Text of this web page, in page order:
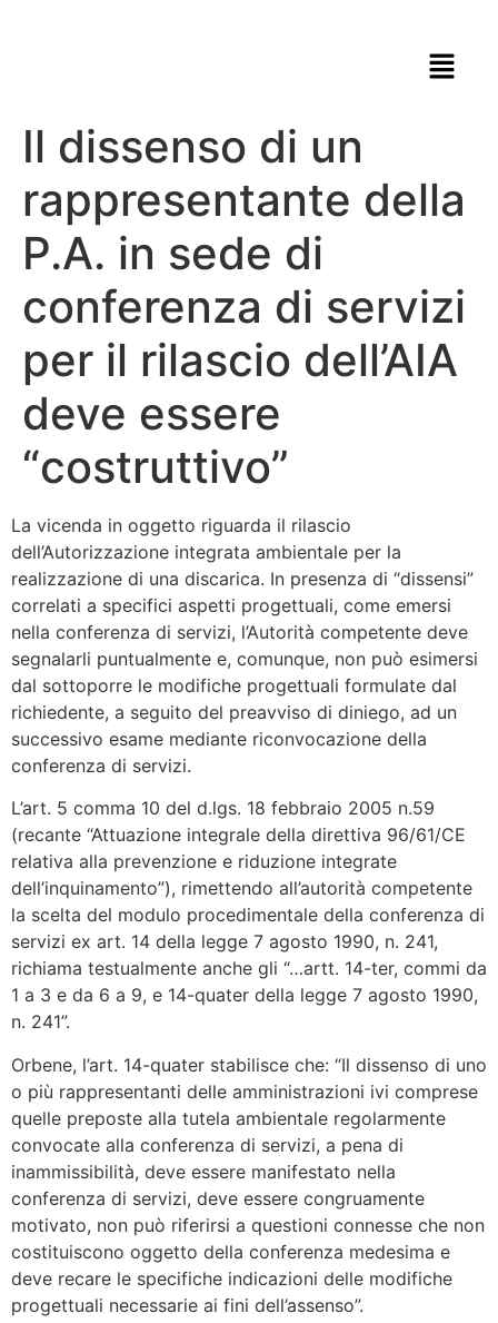
Il dissenso di un
rappresentante della
P.A. in sede di
conferenza di servizi
per il rilascio dell’AIA
deve essere
“costruttivo”
La vicenda in oggetto riguarda il rilascio
dell’Autorizzazione integrata ambientale per la
realizzazione di una discarica. In presenza di “dissensi”
correlati a specifici aspetti progettuali, come emersi
nella conferenza di servizi, l’Autorità competente deve
segnalarli puntualmente e, comunque, non può esimersi
dal sottoporre le modifiche progettuali formulate dal
richiedente, a seguito del preavviso di diniego, ad un
successivo esame mediante riconvocazione della
conferenza di servizi.
L’art. 5 comma 10 del d.lgs. 18 febbraio 2005 n.59
(recante “Attuazione integrale della direttiva 96/61/CE
relativa alla prevenzione e riduzione integrate
dell’inquinamento”), rimettendo all’autorità competente
la scelta del modulo procedimentale della conferenza di
servizi ex art. 14 della legge 7 agosto 1990, n. 241,
richiama testualmente anche gli “…artt. 14-ter, commi da
1 a 3 e da 6 a 9, e 14-quater della legge 7 agosto 1990,
n. 241”.
Orbene, l’art. 14-quater stabilisce che: “Il dissenso di uno
o più rappresentanti delle amministrazioni ivi comprese
quelle preposte alla tutela ambientale regolarmente
convocate alla conferenza di servizi, a pena di
inammissibilità, deve essere manifestato nella
conferenza di servizi, deve essere congruamente
motivato, non può riferirsi a questioni connesse che non
costituiscono oggetto della conferenza medesima e
deve recare le specifiche indicazioni delle modifiche
progettuali necessarie ai fini dell’assenso”.